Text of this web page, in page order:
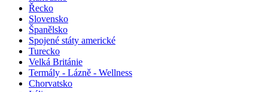
Řecko
Slovensko
Španělsko
Spojené státy americké
Turecko
Velká Británie
Termály - Lázně - Wellness
Chorvatsko